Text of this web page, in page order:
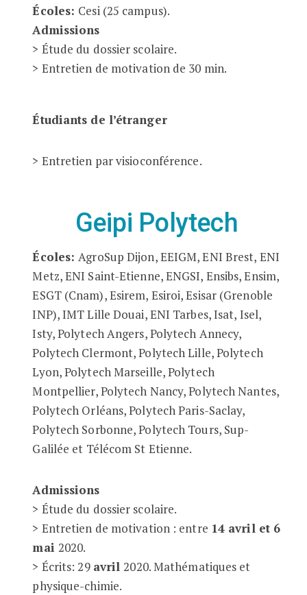
Écoles: Cesi (25 campus).
Admissions
> Étude du dossier scolaire.
> Entretien de motivation de 30 min.
Étudiants de l’étranger
> Entretien par visioconférence.
Geipi Polytech
Écoles:AgroSup Dijon, EEIGM, ENI Brest, ENI
Metz, ENI Saint-Etienne, ENGSI, Ensibs, Ensim,
ESGT (Cnam), Esirem, Esiroi, Esisar (Grenoble
INP), IMT Lille Douai, ENI Tarbes, Isat, Isel,
Isty, Polytech Angers, Polytech Annecy,
Polytech Clermont, Polytech Lille, Polytech
Lyon, Polytech Marseille, Polytech
Montpellier, Polytech Nancy, Polytech Nantes,
Polytech Orléans, Polytech Paris-Saclay,
Polytech Sorbonne, Polytech Tours, Sup-
Galilée et Télécom St Etienne.
Admissions
> Étude du dossier scolaire.
> Entretien de motivation : entre 14 avril et 6
mai 2020.
> Écrits: 29 avril 2020. Mathématiques et
physique-chimie.